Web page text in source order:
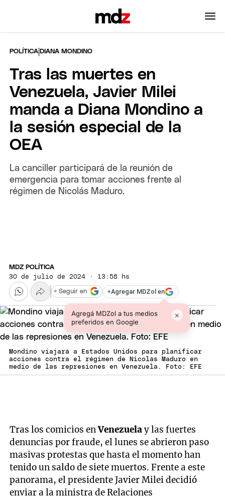
POLÍTICA |DIANA MONDINO
Tras las muertes en
Venezuela, Javier Milei
manda a Diana Mondino a
la sesión especial de la
OEA
La canciller participará de la reunión de
emergencia para tomar acciones frente al
régimen de Nicolás Maduro.
MDZ POLÍTICA
30 de julio de 2024 · 13:58 hs
+Agregar MDZol en
Agregá MDZol a tus medios
preferidos en Google
×
+ Seguir en
Mondino viajará a Estados Unidos para planificar
acciones contra el régimen de Nicolás Maduro en
medio de las represiones en Venezuela. Foto: EFE
Tras los comicios enVenezuelay las fuertes
denuncias por fraude, el lunes se abrieron paso
masivas protestas que hasta el momento han
tenido un saldo de siete muertos. Frente a este
panorama, el presidente Javier Milei decidió
enviar a la ministra de Relaciones